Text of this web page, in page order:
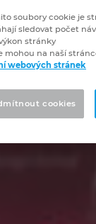
soubory cookie je
sledovat počet
stránky
mohou na naší
webových stránek
cookies